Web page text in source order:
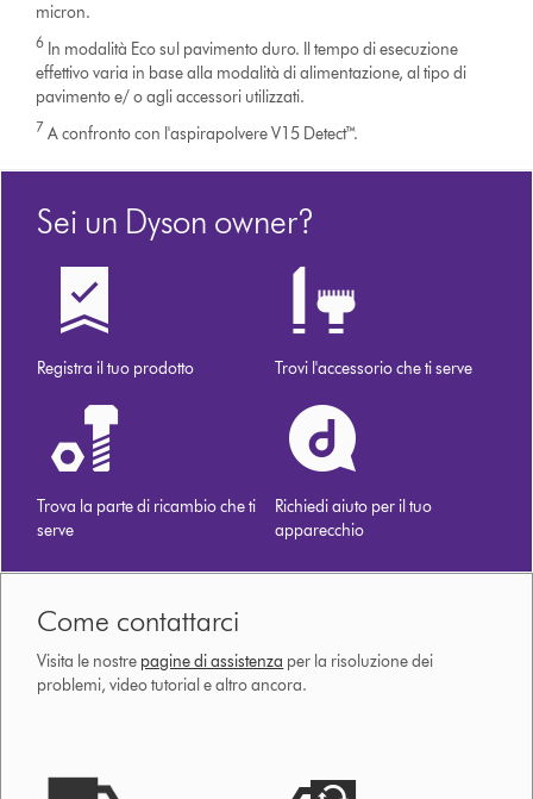
micron.
6 In modalità Eco sul pavimento duro. Il tempo di esecuzione
effettivo varia in base alla modalità di alimentazione, al tipo di
pavimento e/ o agli accessori utilizzati.
7 A confronto con l'aspirapolvere V15 Detect™.
Sei un Dyson owner?
Registra il tuo prodotto Trovi l'accessorio che ti serve
Trova la parte di ricambio che ti
serve
Richiedi aiuto per il tuo
apparecchio
Come contattarci
Visita le nostre pagine di assistenza per la risoluzione dei
problemi, video tutorial e altro ancora.